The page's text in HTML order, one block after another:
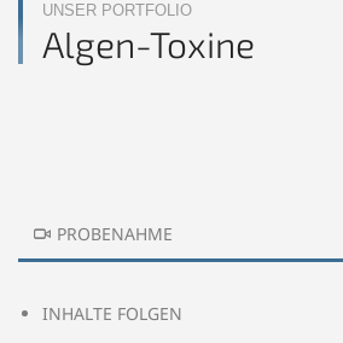
UNSER PORTFOLIO
Algen-Toxine
PROBENAHME
INHALTE FOLGEN